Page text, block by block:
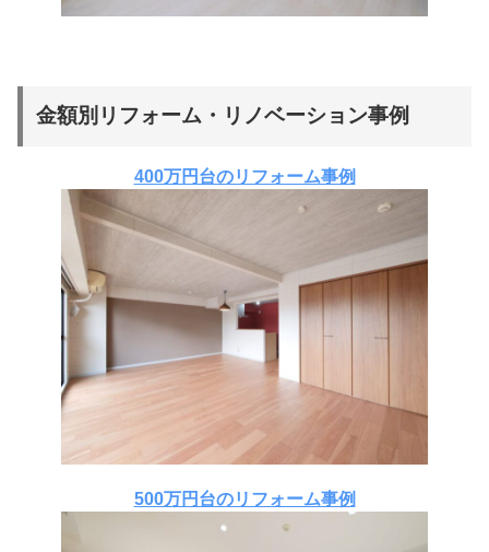
金額別リフォーム・リノベーション事例
400万円台のリフォーム事例
500万円台のリフォーム事例